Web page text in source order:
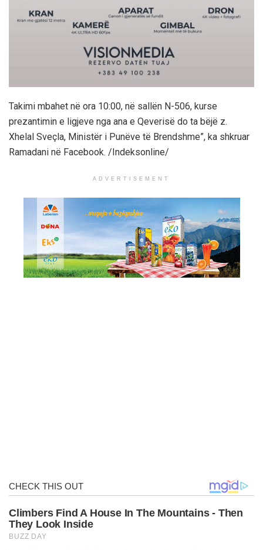
Takimi mbahet në ora 10:00, në sallën N-506, kurse
prezantimin e ligjeve nga ana e Qeverisë do ta bëjë z.
Xhelal Sveçla, Ministër i Punëve të Brendshme”, ka shkruar
Ramadani në Facebook. /Indeksonline/
ADVERTISEMENT